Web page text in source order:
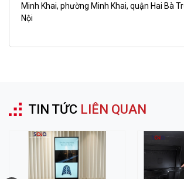
Minh Khai, phường Minh Khai, quận Hai Bà
Nội
TIN TỨC LIÊN QUAN